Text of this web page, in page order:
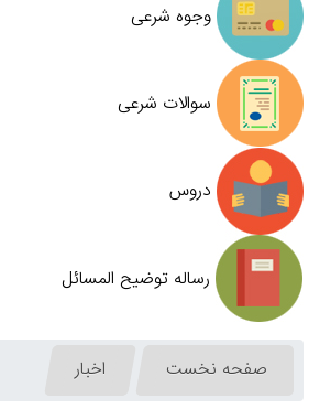
وجوه شرعی
سوالات شرعی
دروس
رساله توضیح المسائل
صفحه نخست اخبار